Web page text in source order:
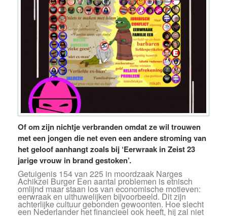
Of om zijn nichtje verbranden omdat ze wil trouwen
met een jongen die net even een andere stroming van
het geloof aanhangt zoals bij ‘Eerwraak in Zeist 23
jarige vrouw in brand gestoken’.
Getuigenis 154 van 225 in moordzaak Narges
Achikzei Burger Een aantal problemen is etnisch
omlijnd maar staan los van economische motieven:
eerwraak en uithuwelijken bijvoorbeeld. Dit zijn
achterlijke cultuur gebonden gewoonten. Hoe slecht
een Nederlander het financieel ook heeft, hij zal niet